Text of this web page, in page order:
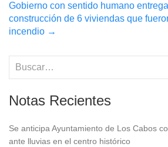
Gobierno con sentido humano
construcción de 6 viviendas que
incendio →
Notas Recientes
Se anticipa Ayuntamiento de Los Cabos
ante lluvias en el centro histórico